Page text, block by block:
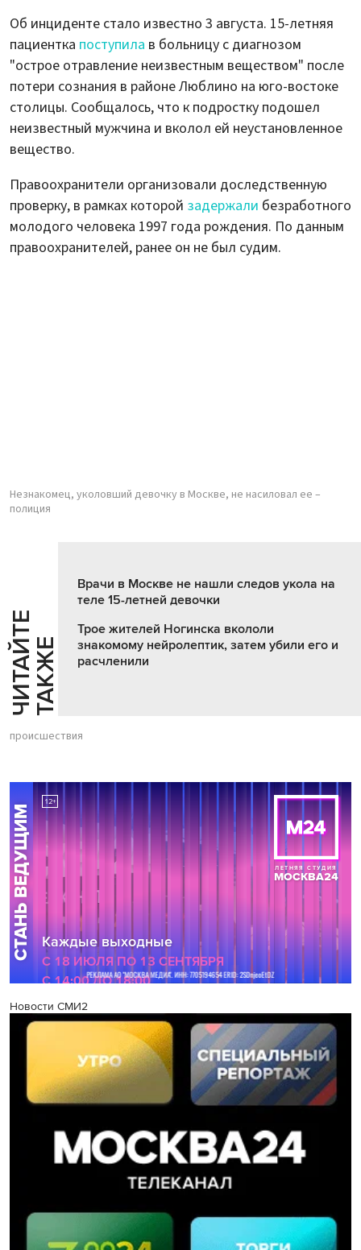
Об инциденте стало известно 3 августа. 15-летняя
пациентка поступила в больницу с диагнозом
"острое отравление неизвестным веществом" после
потери сознания в районе Люблино на юго-востоке
столицы. Сообщалось, что к подростку подошел
неизвестный мужчина и вколол ей неустановленное
вещество.
Правоохранители организовали доследственную
проверку, в рамках которой задержали безработного
молодого человека 1997 года рождения. По данным
правоохранителей, ранее он не был судим.
Незнакомец, уколовший девочку в Москве, не насиловал ее –
полиция
Ч
И
Т
АЙ
Т
Е
Т
А
К
ЖЕ
Врачи в Москве не нашли следов укола на
теле 15-летней девочки
Трое жителей Ногинска вкололи
знакомому нейролептик, затем убили его и
расчленили
происшествия
Новости СМИ2